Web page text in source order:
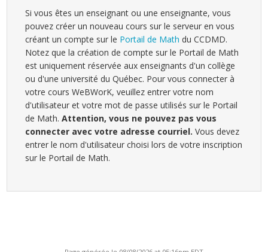
Si vous êtes un enseignant ou une enseignante, vous
pouvez créer un nouveau cours sur le serveur en vous
créant un compte sur le Portail de Math du CCDMD.
Notez que la création de compte sur le Portail de Math
est uniquement réservée aux enseignants d'un collège
ou d'une université du Québec. Pour vous connecter à
votre cours WeBWorK, veuillez entrer votre nom
d'utilisateur et votre mot de passe utilisés sur le Portail
de Math.Attention, vous ne pouvez pas vous
connecter avec votre adresse courriel. Vous devez
entrer le nom d'utilisateur choisi lors de votre inscription
sur le Portail de Math.